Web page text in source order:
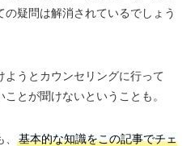
疑問は解消されているでしょう
うとカウンセリングに行って
とが聞けないということも。
基本的な知識をこの記事でチェ